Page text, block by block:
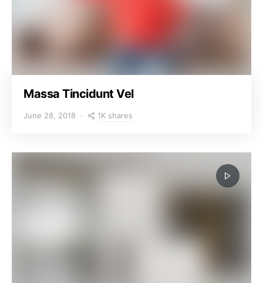
Massa Tincidunt Vel
June 28, 2018 1K shares